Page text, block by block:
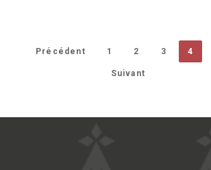
Précédent 1 2 3 4
Suivant